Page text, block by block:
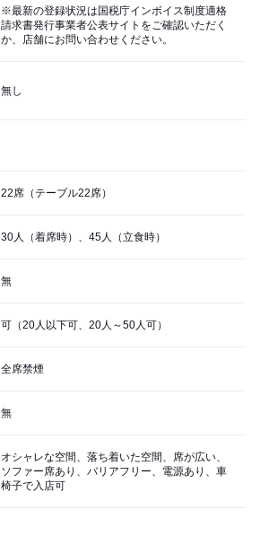
※最新の登録状況は国税庁インボイス制度適格
請求書発行事業者公表サイトをご確認いただく
か、店舗にお問い合わせください。
無し
22席（テーブル22席）
30人（着席時）、45人（立食時）
無
可（20人以下可、20人～50人可）
全席禁煙
無
オシャレな空間、落ち着いた空間、席が広い、
ソファー席あり、バリアフリー、電源あり、車
椅子で入店可